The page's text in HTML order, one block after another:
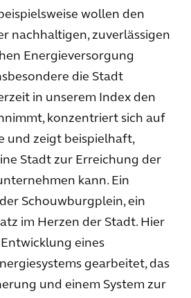
wollen den
nachhaltigen, zuverlässigen
Energieversorgung
die Stadt
in unserem Index den
konzentriert sich auf
und zeigt beispielhaft,
Stadt zur Erreichung der
kann. Ein
Schouwburgplein, ein
im Herzen der Stadt. Hier
eines
gearbeitet, das
und einem System zur